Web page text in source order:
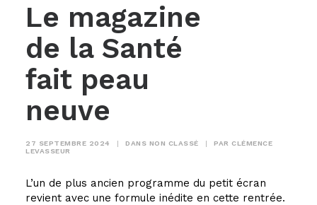
Le magazine
de la Santé
fait peau
neuve
27 SEPTEMBRE 2024 | DANS NON CLASSÉ | PAR CLÉMENCE
LEVASSEUR
L’un de plus ancien programme du petit écran
revient avec une formule inédite en cette rentrée.